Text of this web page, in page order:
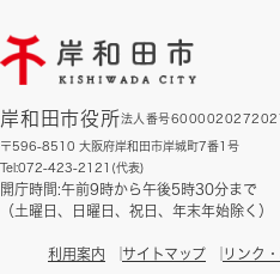
岸和田市役所法人番号
〒596-8510 大阪府岸和田市岸城町7番1号
Tel:072-423-2121(代表)
開庁時間:午前9時から午後5時30分まで
（土曜日、日曜日、祝日、年末年始除く）
利用案内 サイトマップ リンク